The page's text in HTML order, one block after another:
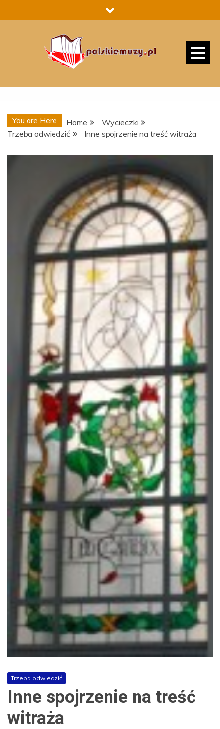
to
You are Here Home
Wycieczki
Trzeba odwiedzić
Inne spojrzenie na treść witraża
Trzeba odwiedzić
Inne spojrzenie na treść
witraża